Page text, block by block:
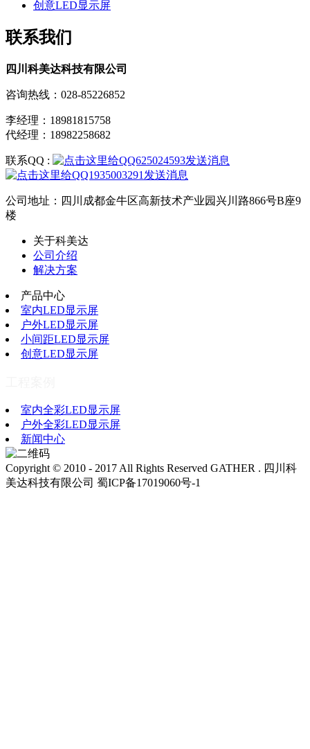
创意LED显示屏
联系我们
四川科美达科技有限公司
咨询热线：028-85226852
李经理：18981815758
代经理：18982258682
联系QQ :
公司地址：四川成都金牛区高新技术产业园兴川路866号B座9
楼
关于科美达
公司介绍
解决方案
产品中心
室内LED显示屏
户外LED显示屏
小间距LED显示屏
创意LED显示屏
室内全彩LED显示屏
户外全彩LED显示屏
新闻中心
Copyright © 2010 - 2017 All Rights Reserved GATHER . 四川科
美达科技有限公司 蜀ICP备17019060号-1